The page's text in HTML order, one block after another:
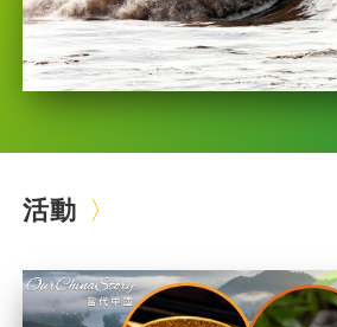
活動